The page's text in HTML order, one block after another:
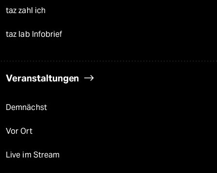
taz zahl ich
taz lab Infobrief
Veranstaltungen
Demnächst
Vor Ort
Live im Stream